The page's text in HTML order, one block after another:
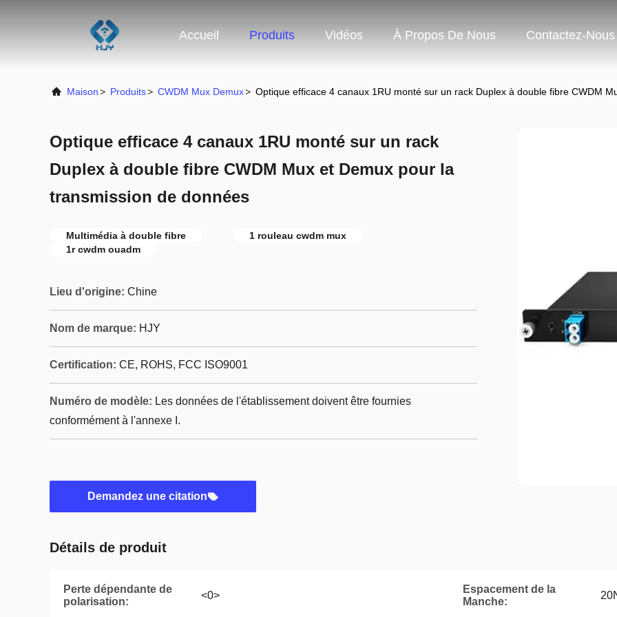
Accueil Produits Vidéos À Propos De Nous Contactez-Nous
Maison> Produits> CWDM Mux Demux> Optique efficace 4 canaux 1RU monté sur un rack Duplex à double fibre CWDM
Optique efficace 4 canaux 1RU monté sur un rack
Duplex à double fibre CWDM Mux et Demux pour la
transmission de données
Multimédia à double fibre
1 rouleau cwdm mux
1r cwdm ouadm
Lieu d'origine: Chine
Nom de marque: HJY
Certification: CE, ROHS, FCC ISO9001
Numéro de modèle: Les données de l'établissement doivent être fournies
conformément à l'annexe I.
Demandez une citation
Détails de produit
Perte dépendante de
polarisation:
<0>
Espacement de la
Manche: